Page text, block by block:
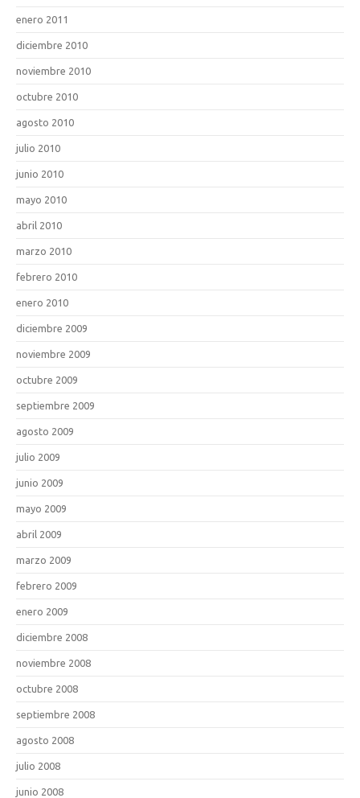
enero 2011
diciembre 2010
noviembre 2010
octubre 2010
agosto 2010
julio 2010
junio 2010
mayo 2010
abril 2010
marzo 2010
febrero 2010
enero 2010
diciembre 2009
noviembre 2009
octubre 2009
septiembre 2009
agosto 2009
julio 2009
junio 2009
mayo 2009
abril 2009
marzo 2009
febrero 2009
enero 2009
diciembre 2008
noviembre 2008
octubre 2008
septiembre 2008
agosto 2008
julio 2008
junio 2008